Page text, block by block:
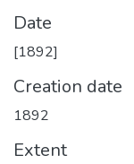
Date
[1892]
Creation date
1892
Extent